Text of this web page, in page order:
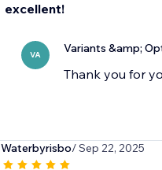
excellent!
VA Variants &amp;
Thank you for
Waterbyrisbo/ Sep 22, 2025